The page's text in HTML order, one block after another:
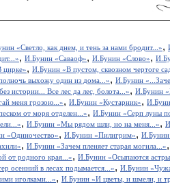
«Светло, как днем, и тень за нами бродит...»,
, И.Бунин «Саваоф», И.Бунин «Слово»,
, И.Бунин «В пустом, сквозном чертоге
выхожу один из дома...», И.Бунин
истории... Все лес да лес, болота...», И.Бунин
меня грозою...», И.Бунин «Кустарник»,
от моря отделен...», И.Бунин «Серп луны
, И.Бунин «Мы рядом шли, но на меня...»,
«Одиночество», И.Бунин «Пилигрим»,
, И.Бунин «Зачем пленяет старая могила...»,
от родного края...», И.Бунин «Осыпаются астры
осенний в лесах подымается...», И.Бунин
иголками...», И.Бунин «И цветы, и шмели, и